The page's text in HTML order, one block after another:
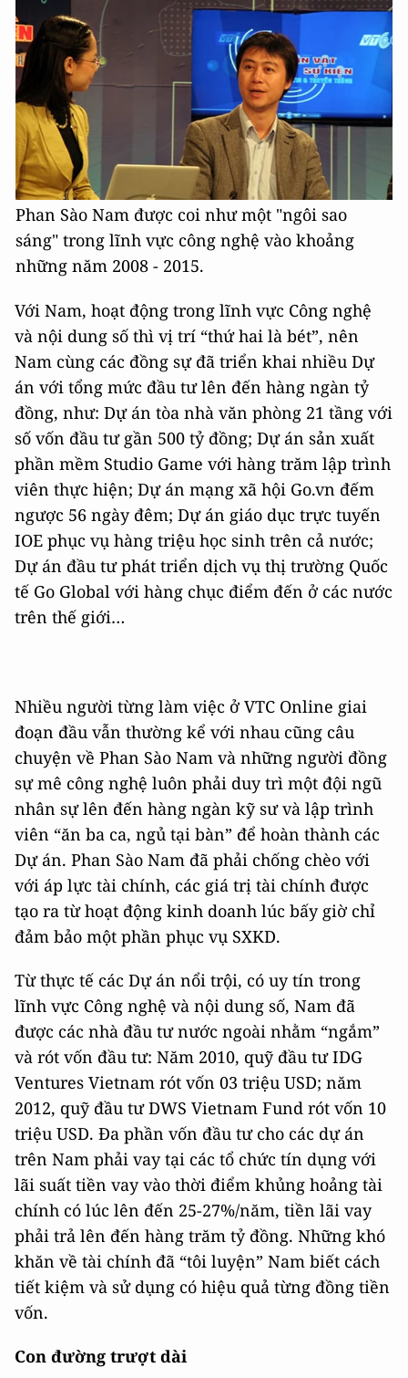
Phan Sào Nam được coi như một "ngôi sao
sáng" trong lĩnh vực công nghệ vào khoảng
những năm 2008 - 2015.
Với Nam, hoạt động trong lĩnh vực Công nghệ
và nội dung số thì vị trí “thứ hai là bét”, nên
Nam cùng các đồng sự đã triển khai nhiều Dự
án với tổng mức đầu tư lên đến hàng ngàn tỷ
đồng, như: Dự án tòa nhà văn phòng 21 tầng với
số vốn đầu tư gần 500 tỷ đồng; Dự án sản xuất
phần mềm Studio Game với hàng trăm lập trình
viên thực hiện; Dự án mạng xã hội Go.vn đếm
ngược 56 ngày đêm; Dự án giáo dục trực tuyến
IOE phục vụ hàng triệu học sinh trên cả nước;
Dự án đầu tư phát triển dịch vụ thị trường Quốc
tế Go Global với hàng chục điểm đến ở các nước
trên thế giới…
Nhiều người từng làm việc ở VTC Online giai
đoạn đầu vẫn thường kể với nhau cũng câu
chuyện về Phan Sào Nam và những người đồng
sự mê công nghệ luôn phải duy trì một đội ngũ
nhân sự lên đến hàng ngàn kỹ sư và lập trình
viên “ăn ba ca, ngủ tại bàn” để hoàn thành các
Dự án. Phan Sào Nam đã phải chống chèo với
với áp lực tài chính, các giá trị tài chính được
tạo ra từ hoạt động kinh doanh lúc bấy giờ chỉ
đảm bảo một phần phục vụ SXKD.
Từ thực tế các Dự án nổi trội, có uy tín trong
lĩnh vực Công nghệ và nội dung số, Nam đã
được các nhà đầu tư nước ngoài nhằm “ngắm”
và rót vốn đầu tư: Năm 2010, quỹ đầu tư IDG
Ventures Vietnam rót vốn 03 triệu USD; năm
2012, quỹ đầu tư DWS Vietnam Fund rót vốn 10
triệu USD. Đa phần vốn đầu tư cho các dự án
trên Nam phải vay tại các tổ chức tín dụng với
lãi suất tiền vay vào thời điểm khủng hoảng tài
chính có lúc lên đến 25-27%/năm, tiền lãi vay
phải trả lên đến hàng trăm tỷ đồng. Những khó
khăn về tài chính đã “tôi luyện” Nam biết cách
tiết kiệm và sử dụng có hiệu quả từng đồng tiền
vốn.
Con đường trượt dài